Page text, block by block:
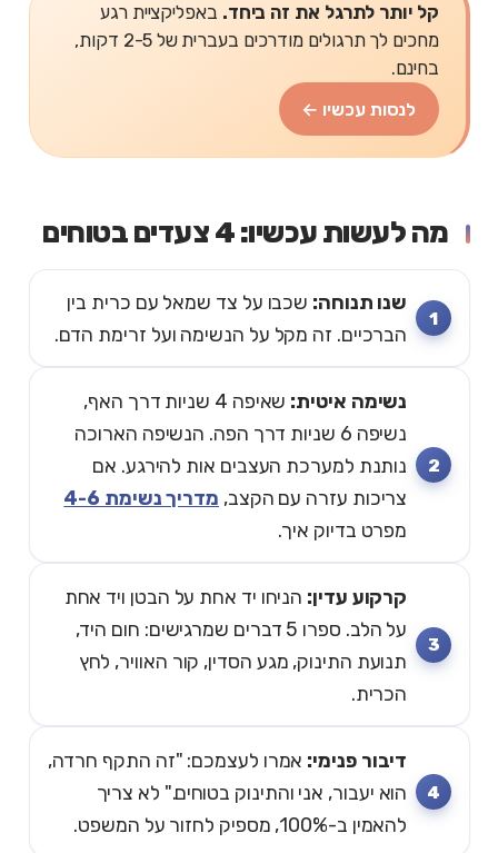
קל יותר לתרגל את זה ביחד. באפליקציית רגע
מחכים לך תרגולים מודרכים בעברית של 2-5 דקות,
בחינם.
לנסות עכשיו ←
מה לעשות עכשיו: 4 צעדים בטוחים
שנו תנוחה: שכבו על צד שמאל עם כרית בין
הברכיים. זה מקל על הנשימה ועל זרימת הדם.
נשימה איטית:
שאיפה 4 שניות דרך האף,
נשיפה 6 שניות דרך הפה. הנשיפה הארוכה
נותנת למערכת העצבים אות להירגע. אם
צריכות עזרה עם הקצב, מדריך נשימת 4-6
מפרט בדיוק איך.
קרקוע עדין: הניחו יד אחת על הבטן ויד אחת
על הלב. ספרו 5 דברים שמרגישים: חום היד,
תנועת התינוק, מגע הסדין, קור האוויר, לחץ
הכרית.
דיבור פנימי: אמרו לעצמכם: "זה התקף חרדה,
הוא יעבור, אני והתינוק בטוחים." לא צריך
להאמין ב-100%, מספיק לחזור על המשפט.